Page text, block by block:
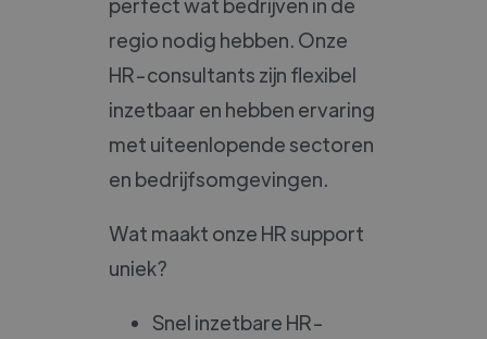
regio nodig hebben. Onze
HR-consultants zijn flexibel
inzetbaar en hebben ervaring
met uiteenlopende sectoren
en bedrijfsomgevingen.
Wat maakt onze HR support
uniek?
Snel inzetbare HR-